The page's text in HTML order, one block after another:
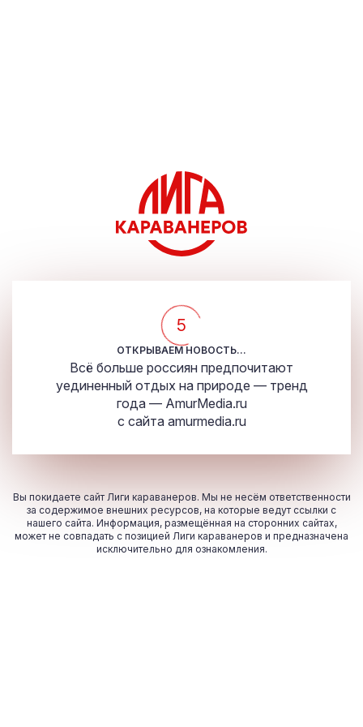
5
ОТКРЫВАЕМ НОВОСТЬ...
Всё больше россиян предпочитают
уединенный отдых на природе — тренд
года — AmurMedia.ru
с сайта amurmedia.ru
Вы покидаете сайт Лиги караванеров. Мы не несём ответственности
за содержимое внешних ресурсов, на которые ведут ссылки с
нашего сайта. Информация, размещённая на сторонних сайтах,
может не совпадать с позицией Лиги караванеров и предназначена
исключительно для ознакомления.